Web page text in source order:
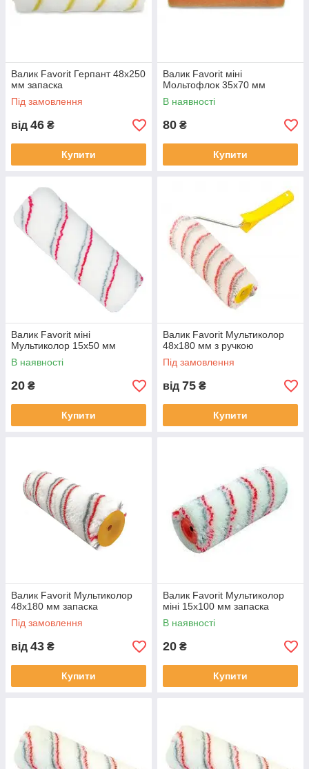
Валик Favorit Герпант 48x250
мм запаска
Під замовлення
від 46 ₴
Купити
Валик Favorit міні
Мольтофлок 35х70 мм
В наявності
80 ₴
Купити
Валик Favorit міні
Мультиколор 15х50 мм
В наявності
20 ₴
Купити
Валик Favorit Мультиколор
48x180 мм з ручкою
Під замовлення
від 75 ₴
Купити
Валик Favorit Мультиколор
48х180 мм запаска
Під замовлення
від 43 ₴
Купити
Валик Favorit Мультиколор
міні 15х100 мм запаска
В наявності
20 ₴
Купити